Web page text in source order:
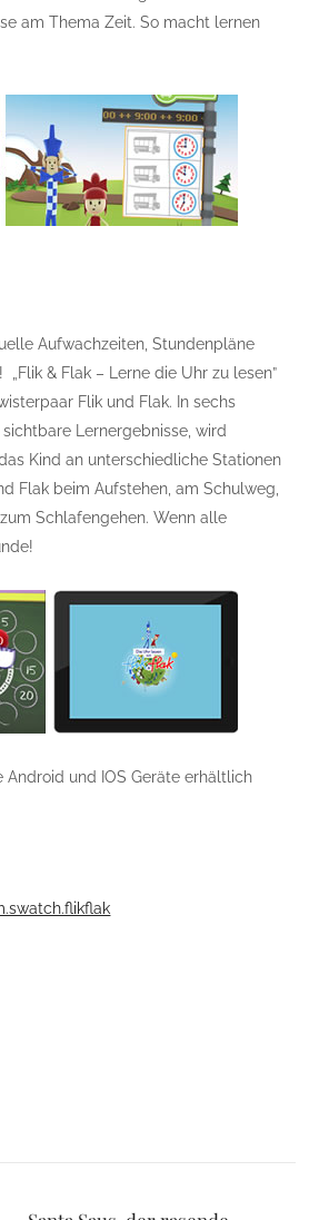
am Thema Zeit. So macht lernen
Aufwachzeiten, Stundenpläne
& Flak – Lerne die Uhr zu lesen”
Flik und Flak. In sechs
Lernergebnisse, wird
Kind an unterschiedliche Stationen
Flak beim Aufstehen, am Schulweg,
Schlafengehen. Wenn alle
Android und IOS Geräte erhältlich